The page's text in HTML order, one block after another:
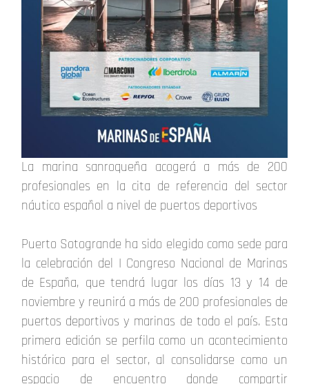
La marina sanroqueña acogerá a más de 200
profesionales en la cita de referencia del sector
náutico español a nivel de puertos deportivos
Puerto Sotogrande ha sido elegido como sede para
la celebración del I Congreso Nacional de Marinas
de España, que tendrá lugar los días 13 y 14 de
noviembre y reunirá a más de 200 profesionales de
puertos deportivos y marinas de todo el país. Esta
primera edición se perfila como un acontecimiento
histórico para el sector, al consolidarse como un
espacio de encuentro donde compartir